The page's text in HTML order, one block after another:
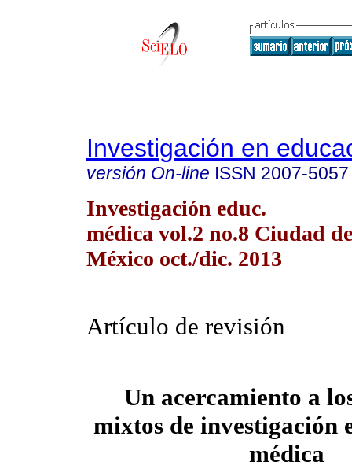
Investigación en
versión On-line ISSN 2007-5057
Investigación educ.
médica vol.2 no.8 Ciudad de
México oct./dic. 2013
Artículo de revisión
Un acercamiento a
mixtos de investigación
médica